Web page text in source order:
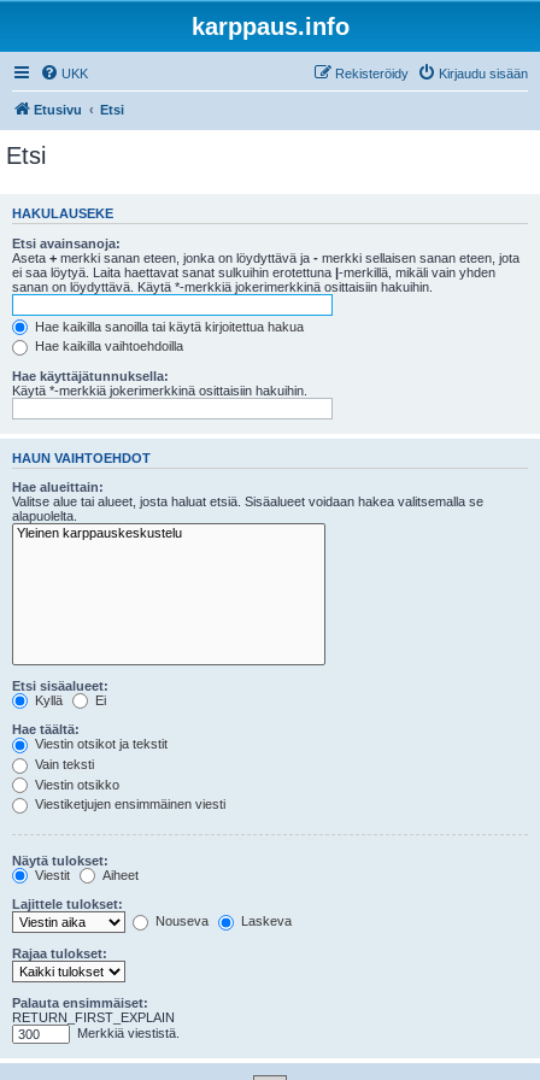
karppaus.info
UKK Kirjaudu sisään
Rekisteröidy
Etusivu Etsi
Etsi
HAKULAUSEKE
Etsi avainsanoja:
Aseta + merkki sanan eteen, jonka on löydyttävä ja - merkki sellaisen sanan eteen, jota
ei saa löytyä. Laita haettavat sanat sulkuihin erotettuna |-merkillä, mikäli vain yhden
sanan on löydyttävä. Käytä *-merkkiä jokerimerkkinä osittaisiin hakuihin.
Hae kaikilla sanoilla tai käytä kirjoitettua hakua
Hae kaikilla vaihtoehdoilla
Hae käyttäjätunnuksella:
Käytä *-merkkiä jokerimerkkinä osittaisiin hakuihin.
HAUN VAIHTOEHDOT
Hae alueittain:
Valitse alue tai alueet, josta haluat etsiä. Sisäalueet voidaan hakea valitsemalla se
alapuolelta.
Etsi sisäalueet:
Kyllä
Ei
Hae täältä:
Viestin otsikot ja tekstit
Vain teksti
Viestin otsikko
Viestiketjujen ensimmäinen viesti
Näytä tulokset:
Viestit
Aiheet
Lajittele tulokset:
Nouseva
Laskeva
Rajaa tulokset:
Palauta ensimmäiset:
RETURN_FIRST_EXPLAIN
Merkkiä viestistä.